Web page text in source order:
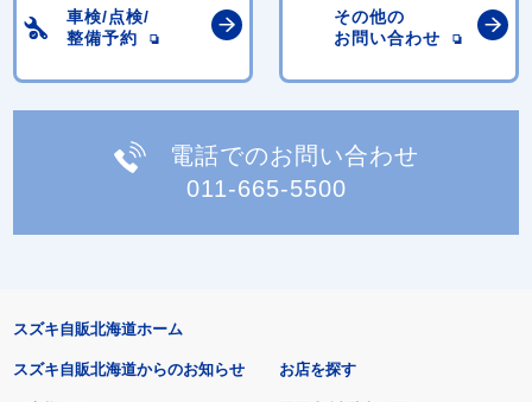
車検/点検/
整備予約
その他の
お問い合わせ
電話でのお問い合わせ
011-665-5500
スズキ自販北海道ホーム
スズキ自販北海道からのお知らせ お店を探す